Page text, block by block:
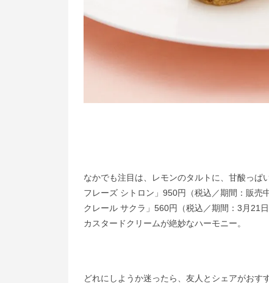
なかでも注目は、レモンのタルトに、甘酸っぱ
フレーズ シトロン」950円（税込／期間：販売
クレール サクラ」560円（税込／期間：3月21
カスタードクリームが絶妙なハーモニー。
どれにしようか迷ったら、友人とシェアがお